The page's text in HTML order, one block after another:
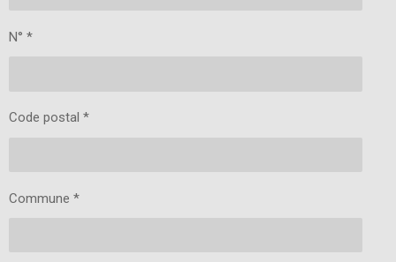
N° *
Code postal *
Commune *